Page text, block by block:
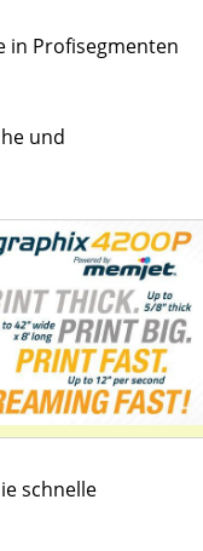
in Profisegmenten
und
schnelle